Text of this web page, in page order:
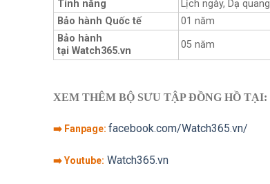
Tính năng
Lịch ngày, Dạ quang
Bảo hành Quốc tế
01 năm
Bảo hành
tại Watch365.vn
05 năm
XEM THÊM BỘ SƯU TẬP ĐỒNG HỒ TẠI:
➡️ Fanpage: facebook.com/Watch365.vn/
➡️ Youtube: Watch365.vn